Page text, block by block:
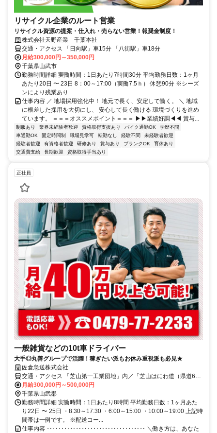
リサイクル企業のルート営業
リサイクル資源の提案・仕入れ・売らない営業！報奨金制度！
株式会社天野産業 千葉本社
交通・アクセス 「日向駅」車15分 「八街駅」車18分
月給300,000円～350,000円
千葉県山武市
勤務時間詳細 実働時間：1日あたり7時間30分 平均勤務日数：1ヶ月
あたり20日 〜 23日 8：00～17:00（実働7.5ｈ） 休憩90分 ※シーズ
ンにより残業あり
仕事内容 ／ 地場採用強化中！ 地元で長く、安定して働く。 ＼ 地域
に根差した採用を大切にし、 安心して長く働ける 環境づくりを進め
ています。 ＝＝＝オススメポイント＝＝＝ ▶▶業績好調◀◀ 賞与...
制服あり 業界未経験者歓迎 資格取得支援あり バイク通勤OK
学歴不問
車通勤OK
固定時間制 職場見学可 転勤なし 経験不問
未経験者歓迎
経験者歓迎
有資格者歓迎 研修あり 賞与あり ブランクOK
育休あり
交通費支給
長期歓迎 資格取得手当あり
正社員
一般雑貨などの10t車ドライバー
大手◎丸善グループで活躍！稼ぎたい派もお休み重視派も必見★
佐倉急送株式会社
交通・アクセス 「芝山第一工業団地」内／「芝山はにわ道（県道62
号）」から車でスグ！
月給300,000円～500,000円
千葉県山武郡
勤務時間詳細 実働時間：1日あたり8時間 平均勤務日数：1ヶ月あた
り22日 〜 25日 ・8:30～17:30 ・6:00～15:00 ・10:00～19:00 上記時
間帯は一例です。 ※配送コー...
仕事内容 ‥‥‥‥‥‥‥‥‥‥‥‥‥‥‥‥‥ ＼働き方は、あなた